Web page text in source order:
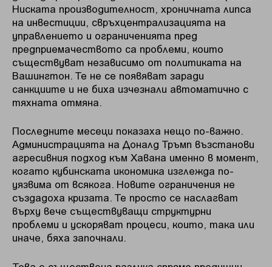
Ниската производителност, хроничната липса
на инвестиции, свръхцентрализацията на
управлението и ограниченията пред
предприемачеството са проблеми, които
съществуват независимо от политиката на
Вашингтон. Те не се появяват заради
санкциите и не биха изчезнали автоматично с
тяхната отмяна.
Последните месеци показаха нещо по-важно.
Администрацията на Доналд Тръмп възстанови
агресивния подход към Хавана именно в момент,
когато кубинската икономика изглежда по-
уязвима от всякога. Новите ограничения не
създадоха кризата. Те просто се наслагват
върху вече съществуващи структурни
проблеми и ускоряват процеси, които, така или
иначе, бяха започнали.